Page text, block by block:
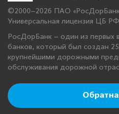
©2000–2026 ПАО
Универсальная лицензия ЦБ
РосДорБанк – один из первых
банков, который был создан
крупнейшими дорожными
обслуживания дорожной